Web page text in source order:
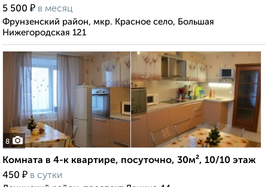
5 500 ₽ в месяц
Фрунзенский район, мкр. Красное село, Большая
Нижегородская 121
8
Комната в 4-к квартире, посуточно, 30м², 10/10 этаж
450 ₽ в сутки